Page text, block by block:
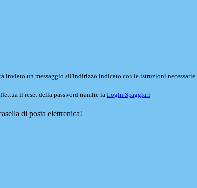
inviato un messaggio all'indirizzo indicato con le istruzioni necessarie.
il reset della password tramite la Login Spaggiari
di posta elettronica!